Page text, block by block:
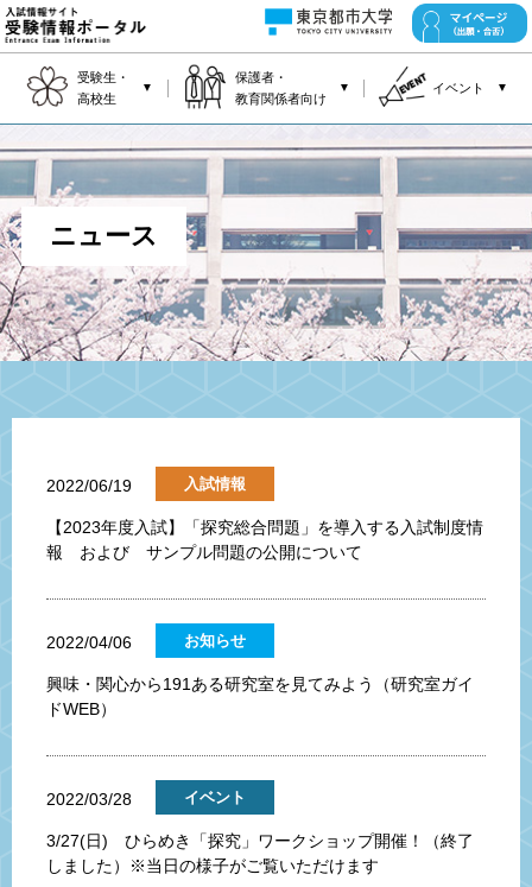
受験生・
高校生
▼
保護者・
教育関係者向け
▼ イベント ▼
ニュース
2022/06/19 入試情報
【2023年度入試】「探究総合問題」を導入する入試制度情
報 および サンプル問題の公開について
2022/04/06 お知らせ
興味・関心から191ある研究室を見てみよう（研究室ガイ
ドWEB）
2022/03/28 イベント
3/27(日) ひらめき「探究」ワークショップ開催！（終了
しました）※当日の様子がご覧いただけます